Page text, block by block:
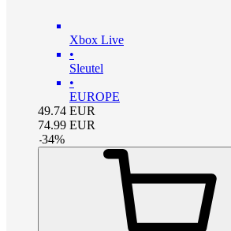
Xbox Live
•
Sleutel
•
EUROPE
49.74 EUR
74.99 EUR
-34%